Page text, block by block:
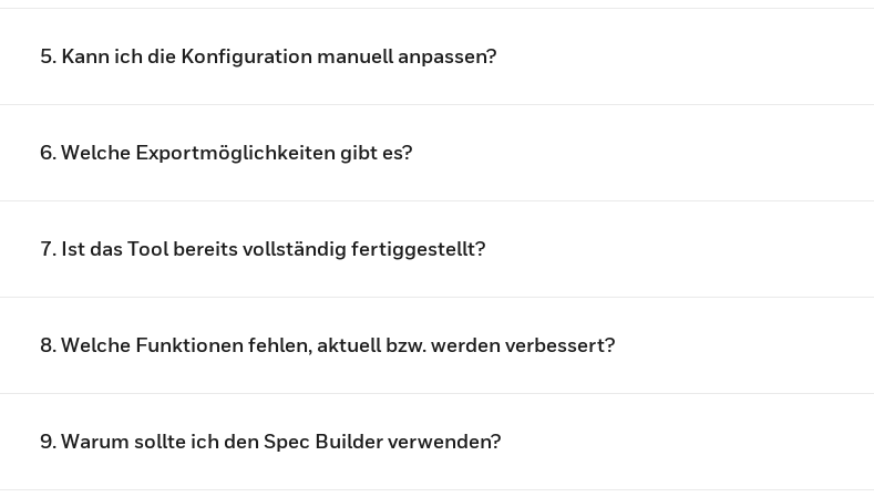
5. Kann ich die Konfiguration manuell anpassen?
6. Welche Exportmöglichkeiten gibt es?
7. Ist das Tool bereits vollständig fertiggestellt?
8. Welche Funktionen fehlen, aktuell bzw. werden verbessert?
9. Warum sollte ich den Spec Builder verwenden?